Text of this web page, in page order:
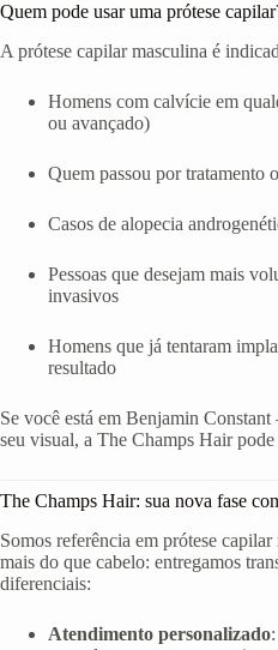
Quem pode usar uma prótese
A prótese capilar masculina é
Homens com calvície em
ou avançado)
Quem passou por tratamento
Casos de alopecia
Pessoas que desejam mais
invasivos
Homens que já tentaram
resultado
Se você está em Benjamin
seu visual, a The Champs Hair pode
The Champs Hair: sua nova fase
Somos referência em prótese
mais do que cabelo: entregamos
diferenciais:
Atendimento personalizado